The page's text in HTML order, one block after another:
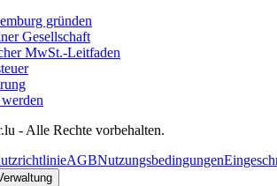
gründen
Gesellschaft
MwSt.-Leitfaden
- Alle Rechte vorbehalten.
AGBNutzungsbedingungen